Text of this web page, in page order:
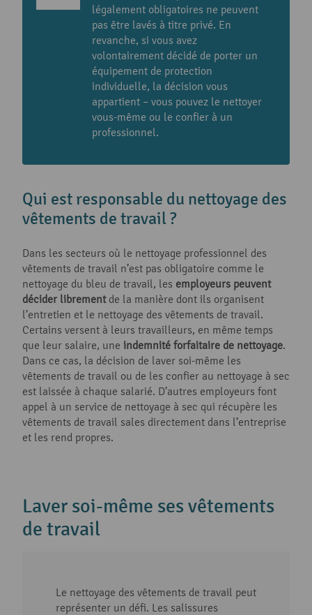
légalement obligatoires ne peuvent
pas être lavés à titre privé. En
revanche, si vous avez
volontairement décidé de porter un
équipement de protection
individuelle, la décision vous
appartient – vous pouvez le nettoyer
vous-même ou le confier à un
professionnel.
Qui est responsable du nettoyage des
vêtements de travail ?
Dans les secteurs où le nettoyage professionnel des
vêtements de travail n’est pas obligatoire comme le
nettoyage du bleu de travail, les employeurs peuvent
décider librementde la manière dont ils organisent
l’entretien et le nettoyage des vêtements de travail.
Certains versent à leurs travailleurs, en même temps
que leur salaire, une indemnité forfaitaire de nettoyage.
Dans ce cas, la décision de laver soi-même les
vêtements de travail ou de les confier au nettoyage à sec
est laissée à chaque salarié. D’autres employeurs font
appel à un service de nettoyage à sec qui récupère les
vêtements de travail sales directement dans l’entreprise
et les rend propres.
Laver soi-même ses vêtements
de travail
Le nettoyage des vêtements de travail peut
représenter un défi. Les salissures